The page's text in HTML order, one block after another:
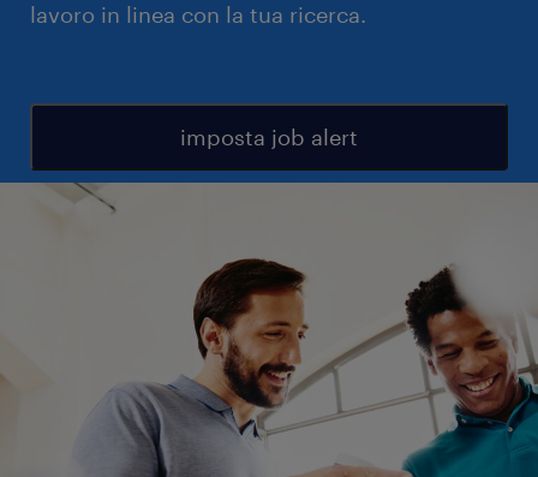
lavoro in linea con la tua ricerca.
imposta job alert